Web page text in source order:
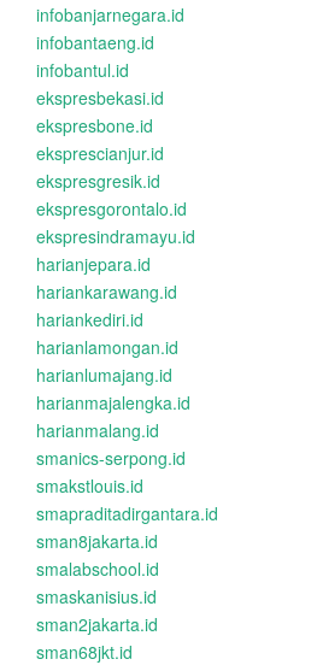
infobanjarnegara.id
infobantaeng.id
infobantul.id
ekspresbekasi.id
ekspresbone.id
eksprescianjur.id
ekspresgresik.id
ekspresgorontalo.id
ekspresindramayu.id
harianjepara.id
hariankarawang.id
hariankediri.id
harianlamongan.id
harianlumajang.id
harianmajalengka.id
harianmalang.id
smanics-serpong.id
smakstlouis.id
smapraditadirgantara.id
sman8jakarta.id
smalabschool.id
smaskanisius.id
sman2jakarta.id
sman68jkt.id